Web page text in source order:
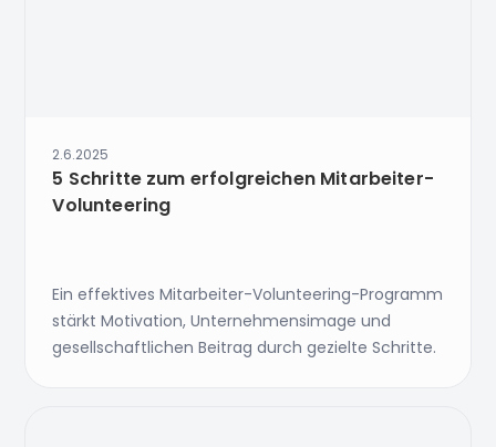
2.6.2025
5 Schritte zum erfolgreichen Mitarbeiter-
Volunteering
Ein effektives Mitarbeiter-Volunteering-Programm
stärkt Motivation, Unternehmensimage und
gesellschaftlichen Beitrag durch gezielte Schritte.